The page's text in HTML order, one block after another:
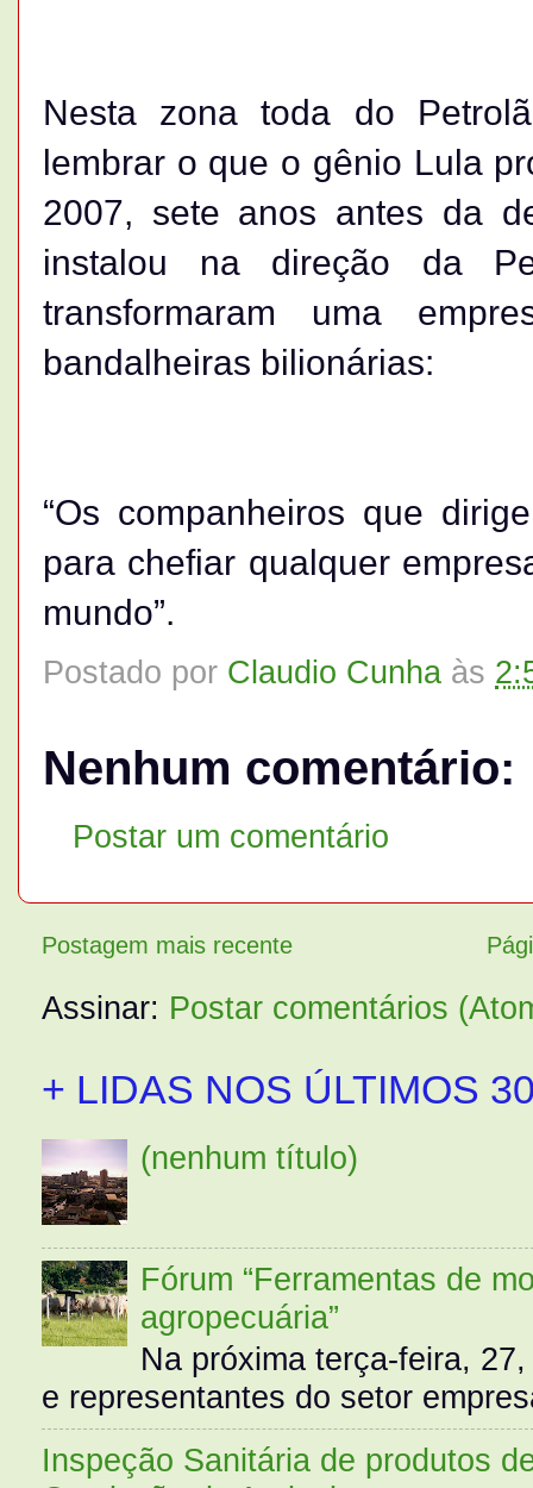
Nesta zona toda do
lembrar o que o gênio Lula
2007, sete anos antes da
instalou na direção da
transformaram uma
bandalheiras bilionárias:
“Os companheiros que
para chefiar qualquer
mundo”.
Postado por Claudio Cunha às
Nenhum comentário:
Postar um comentário
Postagem mais recente
Assinar: Postar comentários
+ LIDAS NOS ÚLTIMOS
(nenhum título)
Fórum “Ferramentas de
agropecuária”
Na próxima terça-feira,
e representantes do setor
Inspeção Sanitária de produtos